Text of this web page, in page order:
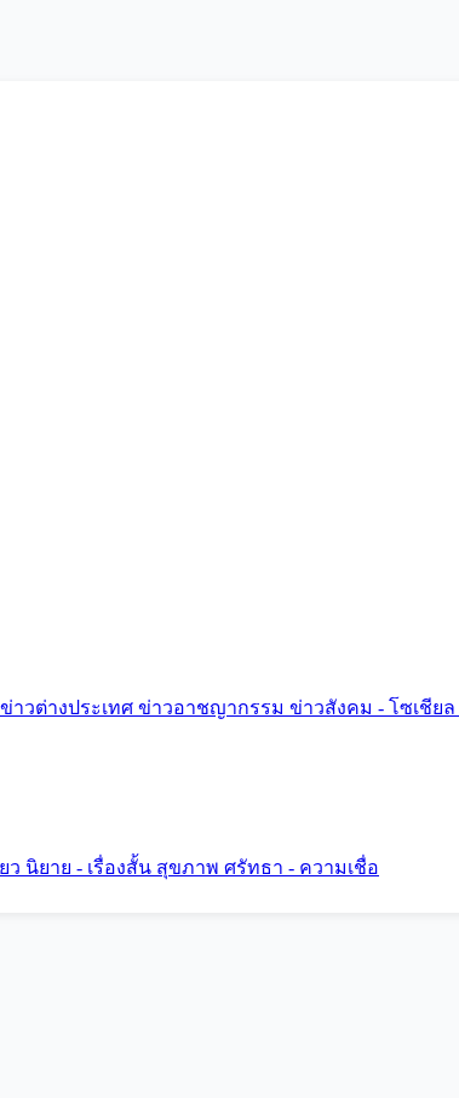
ข่าวต่างประเทศ ข่าวอาชญากรรม ข่าวสังคม - โซเชียล
ว นิยาย - เรื่องสั้น สุขภาพ ศรัทธา - ความเชื่อ